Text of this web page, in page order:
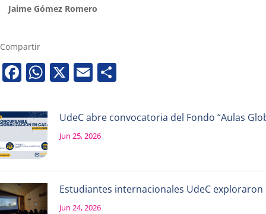
Jaime Gómez Romero
Compartir
Facebook
WhatsApp
X Email
UdeC abre convocatoria del Fondo “Aulas
Jun 25, 2026
Estudiantes internacionales UdeC
Jun 24, 2026